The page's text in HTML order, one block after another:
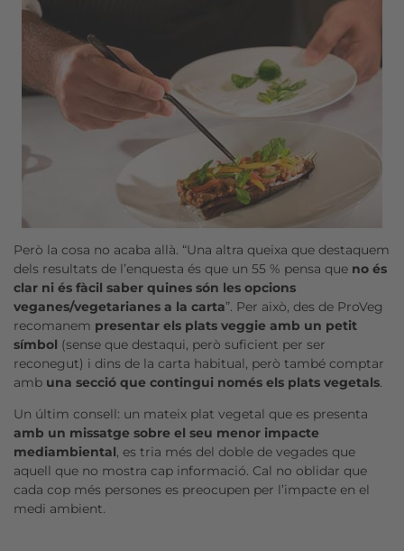
Però la cosa no acaba allà. “Una altra queixa que destaquem
dels resultats de l’enquesta és que un 55 % pensa que no és
clar ni és fàcil saber quines són les opcions
veganes/vegetarianes a la carta”. Per això, des de ProVeg
recomanem presentar els plats veggie amb un petit
símbol (sense que destaqui, però suficient per ser
reconegut) i dins de la carta habitual, però també comptar
amb una secció que contingui només els plats vegetals.
Un últim consell: un mateix plat vegetal que es presenta
amb un missatge sobre el seu menor impacte
mediambiental, es tria més del doble de vegades que
aquell que no mostra cap informació. Cal no oblidar que
cada cop més persones es preocupen per l’impacte en el
medi ambient.